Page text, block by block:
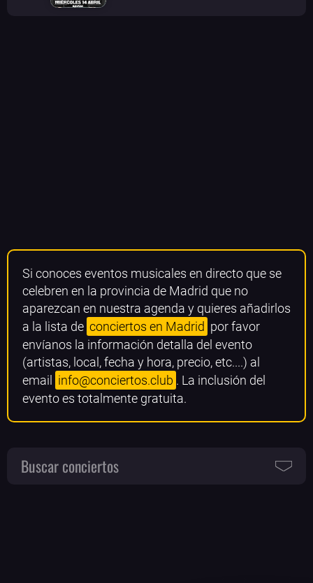
Si conoces eventos musicales en directo que se
celebren en la provincia de Madrid que no
aparezcan en nuestra agenda y quieres añadirlos
a la lista de conciertos en Madrid por favor
envíanos la información detalla del evento
(artistas, local, fecha y hora, precio, etc....) al
email info@conciertos.club . La inclusión del
evento es totalmente gratuita.
Buscar conciertos